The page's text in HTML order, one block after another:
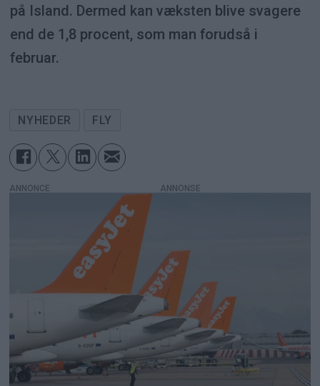
på Island. Dermed kan væksten blive svagere
end de 1,8 procent, som man forudså i
februar.
NYHEDER FLY
ANNONCE